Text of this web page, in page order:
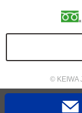
© KEIWA